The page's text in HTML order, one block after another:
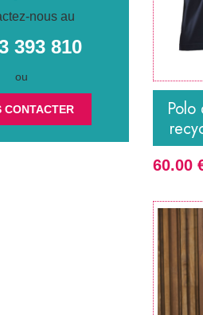
60.00
nous au
393 810
ou
CONTACTER